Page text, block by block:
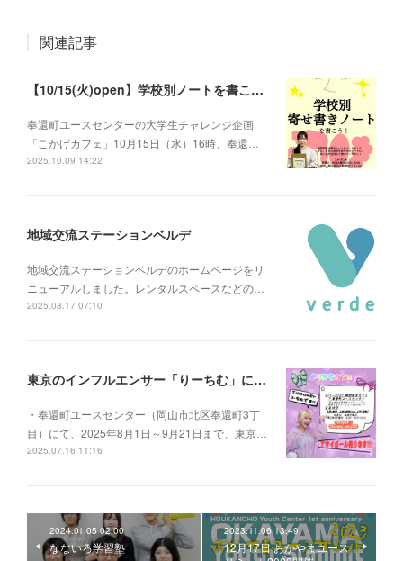
関連記事
【10/15(火)open】学校別ノートを書こう！「こかげカフェ」
奉還町ユースセンターの大学生チャレンジ企画
「こかげカフェ」10月15日（水）16時、奉還…
2025.10.09 14:22
地域交流ステーションベルデ
地域交流ステーションベルデのホームページをリ
ニューアルしました。レンタルスペースなどの…
2025.08.17 07:10
東京のインフルエンサー「りーちむ」による夏休み限定カフェ 「よりみちカフェ」
・奉還町ユースセンター（岡山市北区奉還町3丁
目）にて、2025年8月1日～9月21日まで、東京…
2025.07.16 11:16
2024.01.05 02:00
なないろ学習塾
2023.11.06 13:49
12月17日 おかやまユース